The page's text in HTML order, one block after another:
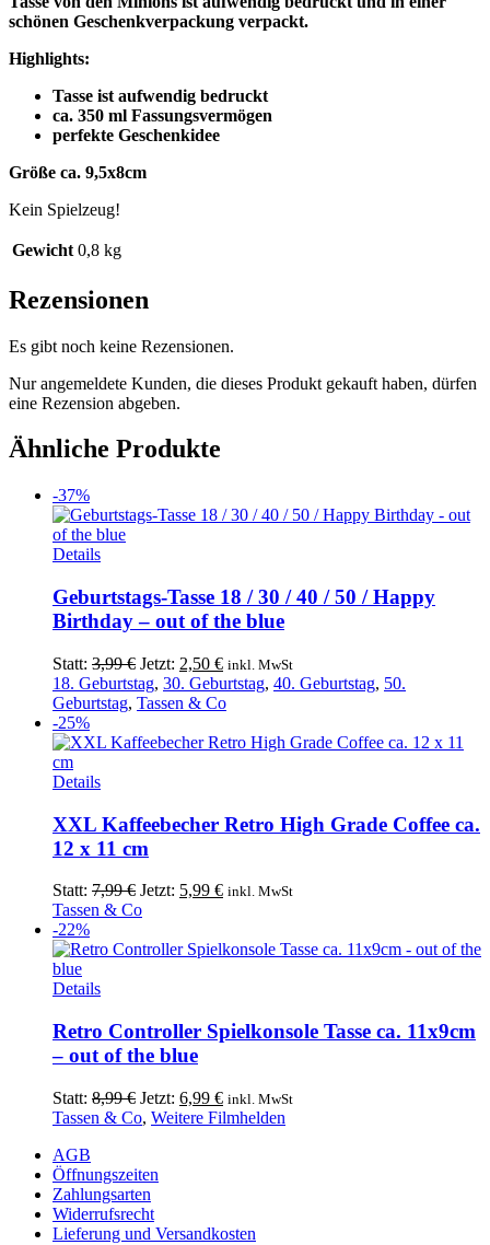
schönen Geschenkverpackung verpackt.
Highlights:
Tasse ist aufwendig bedruckt
ca. 350 ml Fassungsvermögen
perfekte Geschenkidee
Größe ca. 9,5x8cm
Kein Spielzeug!
Gewicht 0,8 kg
Rezensionen
Es gibt noch keine Rezensionen.
Nur angemeldete Kunden, die dieses Produkt gekauft haben, dürfen
eine Rezension abgeben.
Ähnliche Produkte
-37%
DetailsDieses
weist
mehrere
Varianten
Die
Optionen
können
der
gewählt
Geburtstags-Tasse 18 / 30 / 40 / 50 / Happy
Birthday – out of the blue
Statt: 3,99€ Ursprünglicher
Preis
war:
Jetzt: 2,50 €Aktueller
Preis
ist:
inkl. MwSt
18. Geburtstag, 30. Geburtstag, 40. Geburtstag, 50.
Geburtstag, Tassen & Co
-25%
DetailsDieses
weist
mehrere
Varianten
Die
Optionen
auf
Produktseite
werden
XXL Kaffeebecher Retro High Grade Coffee ca.
12 x 11 cm
Statt: 7,99€ Ursprünglicher
Preis
7,99 €
Jetzt: 5,99 €Aktueller
5,99 €.
inkl. MwSt
Tassen & Co
-22%
Details
Retro Controller Spielkonsole Tasse ca. 11x9cm
– out of the blue
Statt: 8,99€ Ursprünglicher
Preis
Jetzt: 6,99 €Aktueller
Preis
inkl. MwSt
Tassen & Co, Weitere Filmhelden
AGB
Öffnungszeiten
Zahlungsarten
Widerrufsrecht
Lieferung und Versandkosten